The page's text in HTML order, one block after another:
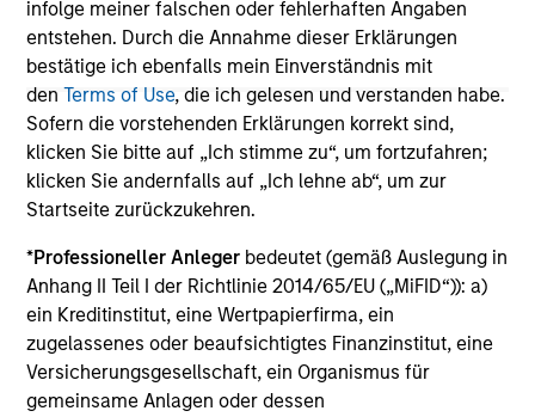
infolge meiner falschen oder fehlerhaften Angaben
entstehen. Durch die Annahme dieser Erklärungen
bestätige ich ebenfalls mein Einverständnis mit
denTerms of Use, die ich gelesen und verstanden habe.
Sofern die vorstehenden Erklärungen korrekt sind,
klicken Sie bitte auf „Ich stimme zu“, um fortzufahren;
klicken Sie andernfalls auf „Ich lehne ab“, um zur
Startseite zurückzukehren.
*Professioneller Anleger bedeutet (gemäß Auslegung in
Anhang II Teil I der Richtlinie 2014/65/EU („MiFID“)): a)
ein Kreditinstitut, eine Wertpapierfirma, ein
zugelassenes oder beaufsichtigtes Finanzinstitut, eine
Versicherungsgesellschaft, ein Organismus für
gemeinsame Anlagen oder dessen
May not represent all Team Members.
The information on this page is for informational
purposes only. The information contained herein does
not constitute and should not be construed as an
offering of advisory services or an offer to sell or a
solicitation of an offer to buy any securities in any
jurisdiction in which such offer or solicitation,
purchase or sale would be unlawful under the
securities, insurance or other laws of such jurisdiction.
All investing involves risks, including a loss of principal.
Please refer to the strategy detail page for important
information on the strategy, including additional risk
considerations.